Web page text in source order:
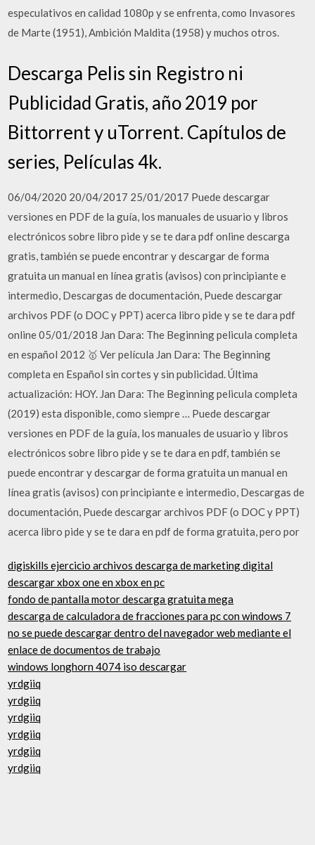
especulativos en calidad 1080p y se enfrenta, como Invasores
de Marte (1951), Ambición Maldita (1958) y muchos otros.
Descarga Pelis sin Registro ni
Publicidad Gratis, año 2019 por
Bittorrent y uTorrent. Capítulos de
series, Películas 4k.
06/04/2020 20/04/2017 25/01/2017 Puede descargar
versiones en PDF de la guía, los manuales de usuario y libros
electrónicos sobre libro pide y se te dara pdf online descarga
gratis, también se puede encontrar y descargar de forma
gratuita un manual en línea gratis (avisos) con principiante e
intermedio, Descargas de documentación, Puede descargar
archivos PDF (o DOC y PPT) acerca libro pide y se te dara pdf
online 05/01/2018 Jan Dara: The Beginning pelicula completa
en español 2012 🥇 Ver película Jan Dara: The Beginning
completa en Español sin cortes y sin publicidad. Última
actualización: HOY. Jan Dara: The Beginning pelicula completa
(2019) esta disponible, como siempre … Puede descargar
versiones en PDF de la guía, los manuales de usuario y libros
electrónicos sobre libro pide y se te dara en pdf, también se
puede encontrar y descargar de forma gratuita un manual en
línea gratis (avisos) con principiante e intermedio, Descargas de
documentación, Puede descargar archivos PDF (o DOC y PPT)
acerca libro pide y se te dara en pdf de forma gratuita, pero por
digiskills ejercicio archivos descarga de marketing digital
descargar xbox one en xbox en pc
fondo de pantalla motor descarga gratuita mega
descarga de calculadora de fracciones para pc con windows 7
no se puede descargar dentro del navegador web mediante el
enlace de documentos de trabajo
windows longhorn 4074 iso descargar
yrdgiiq
yrdgiiq
yrdgiiq
yrdgiiq
yrdgiiq
yrdgiiq